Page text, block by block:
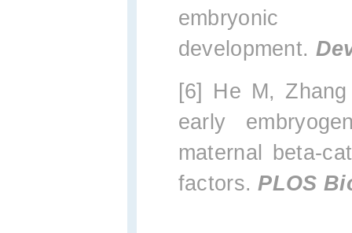
embryonic
development.
[6] He M,
early
maternal beta-
factors.PLOS